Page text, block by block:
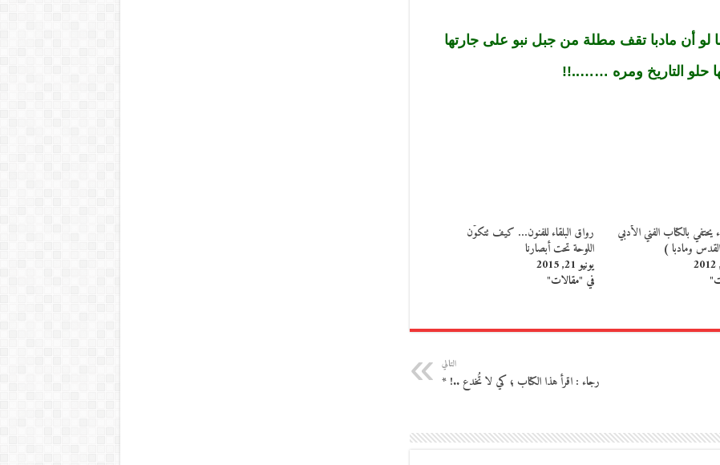
لو أن مادبا تقف مطلة من جبل نبو على جارتها
حلو التاريخ ومره ……..!!
يحتفي بالكتاب الفني الأدبي
ومادبا )
رواق البلقاء للفنون… كيف تتكوَّن
اللوحة تحت أبصارنا
يونيو 21, 2015
في "مقالات"
التالي
رجاء : اقرأ هذا الكتاب ؛ كي لا تُخدع ..! *